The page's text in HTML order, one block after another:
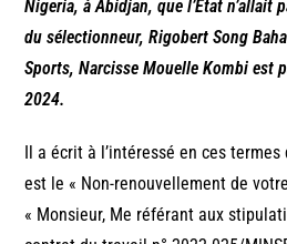
Nigeria, à Abidjan, que l’Etat n’allait
du sélectionneur, Rigobert Song
Sports, Narcisse Mouelle Kombi est
2024.
Il a écrit à l’intéressé en ces termes
est le « Non-renouvellement de
« Monsieur, Me référant aux